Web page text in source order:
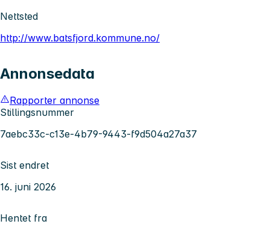
Nettsted
http://www.batsfjord.kommune.no/
Annonsedata
Rapporter annonse
Stillingsnummer
7aebc33c-c13e-4b79-9443-f9d504a27a37
Sist endret
16. juni 2026
Hentet fra